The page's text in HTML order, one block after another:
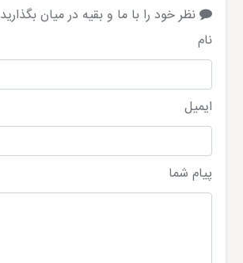
نظر خود را با ما و بقیه در میان بگذارید
نام
ایمیل
پیام شما